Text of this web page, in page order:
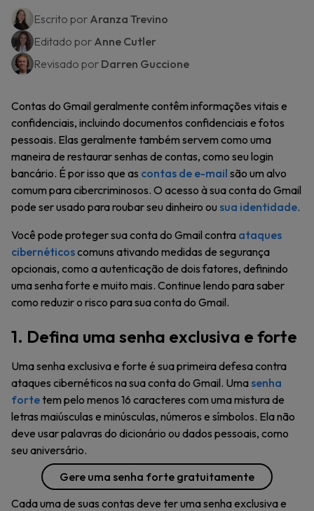
Escrito por Aranza Trevino
Editado por Anne Cutler
Revisado por Darren Guccione
Contas do Gmail geralmente contêm informações vitais e
confidenciais, incluindo documentos confidenciais e fotos
pessoais. Elas geralmente também servem como uma
maneira de restaurar senhas de contas, como seu login
bancário. É por isso que as contas de e-mail são um alvo
comum para cibercriminosos. O acesso à sua conta do Gmail
pode ser usado para roubar seu dinheiro ou sua identidade.
Você pode proteger sua conta do Gmail contra ataques
cibernéticoscomuns ativando medidas de segurança
opcionais, como a autenticação de dois fatores, definindo
uma senha forte e muito mais. Continue lendo para saber
como reduzir o risco para sua conta do Gmail.
1. Defina uma senha exclusiva e forte
Uma senha exclusiva e forte é sua primeira defesa contra
ataques cibernéticos na sua conta do Gmail. Uma senha
fortetem pelo menos 16 caracteres com uma mistura de
letras maiúsculas e minúsculas, números e símbolos. Ela não
deve usar palavras do dicionário ou dados pessoais, como
seu aniversário.
Gere uma senha forte gratuitamente
Cada uma de suas contas deve ter uma senha exclusiva e